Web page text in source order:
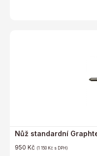
Nůž standardní
950 Kč (1 150 Kč s DPH)